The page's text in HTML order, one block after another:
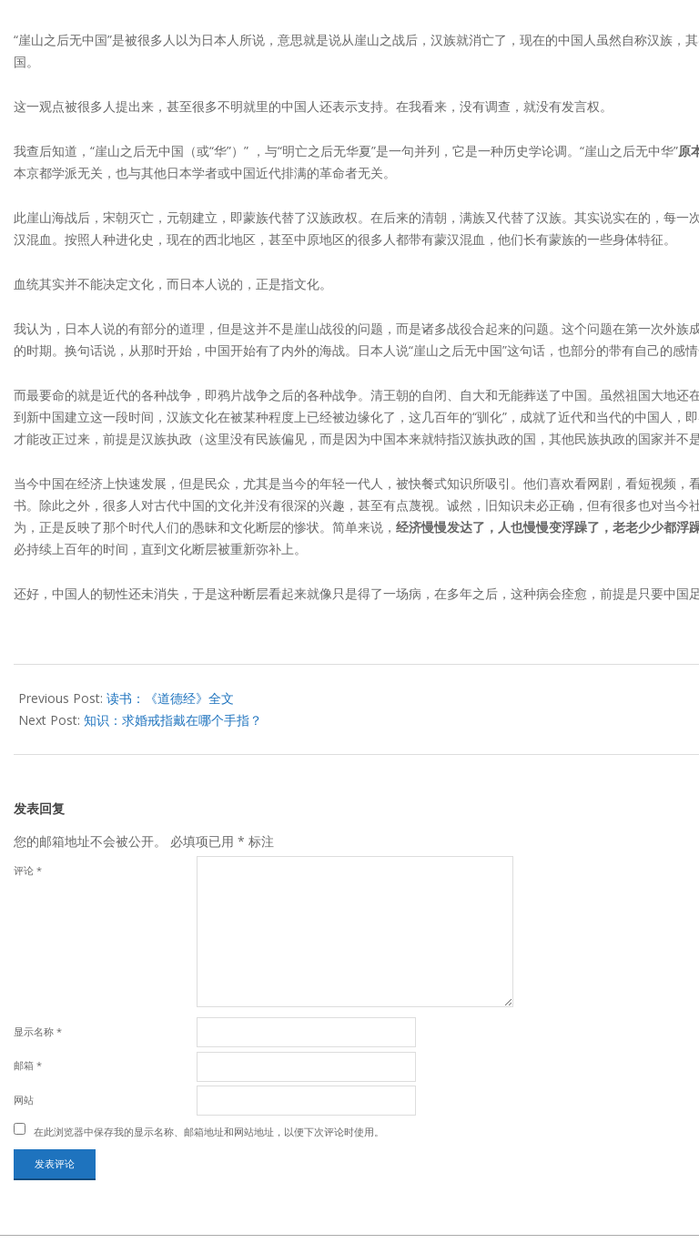
“崖山之后无中国”是被很多人以为日本人所说，意思就是说从崖山之战后，汉族就消亡了，现在的中国人虽然自称汉族
国。
这一观点被很多人提出来，甚至很多不明就里的中国人还表示支持。在我看来，没有调查，就没有发言权。
我查后知道，“崖山之后无中国（或“华”）” ，与“明亡之后无华夏”是一句并列，它是一种历史学论调。“崖山之后无中华”原
本京都学派无关，也与其他日本学者或中国近代排满的革命者无关。
此崖山海战后，宋朝灭亡，元朝建立，即蒙族代替了汉族政权。在后来的清朝，满族又代替了汉族。其实说实在的，每
汉混血。按照人种进化史，现在的西北地区，甚至中原地区的很多人都带有蒙汉混血，他们长有蒙族的一些身体特征。
血统其实并不能决定文化，而日本人说的，正是指文化。
我认为，日本人说的有部分的道理，但是这并不是崖山战役的问题，而是诸多战役合起来的问题。这个问题在第一次外
的时期。换句话说，从那时开始，中国开始有了内外的海战。日本人说“崖山之后无中国”这句话，也部分的带有自己的感情
而最要命的就是近代的各种战争，即鸦片战争之后的各种战争。清王朝的自闭、自大和无能葬送了中国。虽然祖国大地
到新中国建立这一段时间，汉族文化在被某种程度上已经被边缘化了，这几百年的“驯化”，成就了近代和当代的中国人，
才能改正过来，前提是汉族执政（这里没有民族偏见，而是因为中国本来就特指汉族执政的国，其他民族执政的国家并不
当今中国在经济上快速发展，但是民众，尤其是当今的年轻一代人，被快餐式知识所吸引。他们喜欢看网剧，看短视频
书。除此之外，很多人对古代中国的文化并没有很深的兴趣，甚至有点蔑视。诚然，旧知识未必正确，但有很多也对当今
为，正是反映了那个时代人们的愚昧和文化断层的惨状。简单来说， 经济慢慢发达了，人也慢慢变浮躁了，老老少少都浮
必持续上百年的时间，直到文化断层被重新弥补上。
还好，中国人的韧性还未消失，于是这种断层看起来就像只是得了一场病，在多年之后，这种病会痊愈，前提是只要中国
09-
13
Previous Post: 读书：《道德经》全文
Next Post: 知识：求婚戒指戴在哪个手指？
发表回复
您的邮箱地址不会被公开。
必填项已用 * 标注
评论 *
显示名称 *
邮箱 *
网站
在此浏览器中保存我的显示名称、邮箱地址和网站地址，以便下次评论时使用。